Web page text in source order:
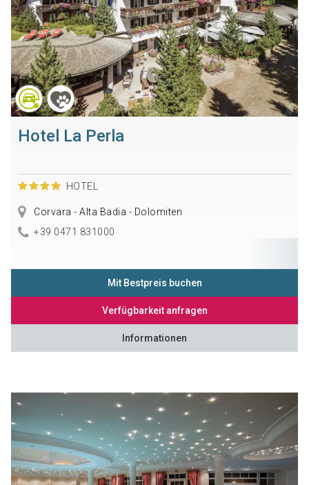
Hotel La Perla
HOTEL
Corvara - Alta Badia - Dolomiten
+39 0471 831000
Mit Bestpreis buchen
Verfügbarkeit anfragen
Informationen